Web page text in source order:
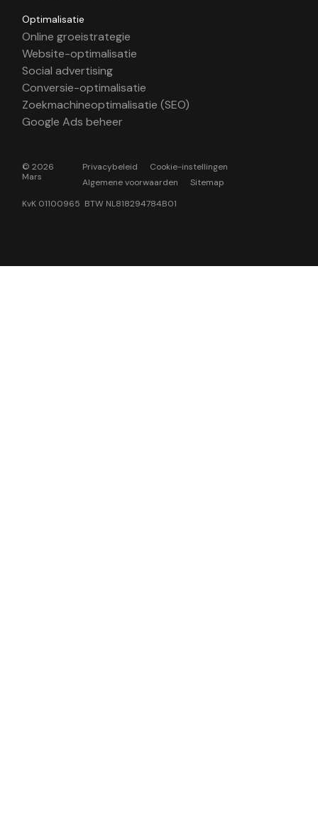
Optimalisatie
Online groeistrategie
Website-optimalisatie
Social advertising
Conversie-optimalisatie
Zoekmachineoptimalisatie (SEO)
Google Ads beheer
© 2026
Mars
Privacybeleid
Cookie-instellingen
Algemene voorwaarden
Sitemap
KvK 01100965 BTW NL818294784B01